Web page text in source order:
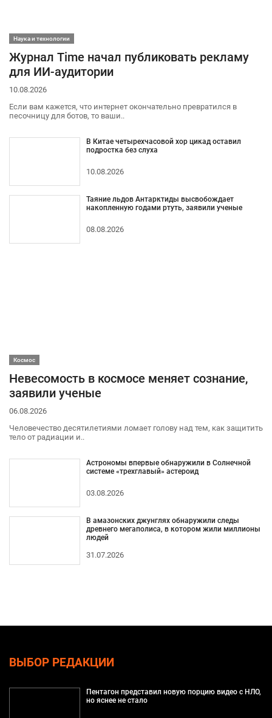
Наука и технологии
Журнал Time начал публиковать рекламу
для ИИ-аудитории
10.08.2026
Если вам кажется, что интернет окончательно превратился в
песочницу для ботов, то ваши..
В Китае четырехчасовой хор цикад оставил
подростка без слуха
10.08.2026
Таяние льдов Антарктиды высвобождает
накопленную годами ртуть, заявили ученые
08.08.2026
Космос
Невесомость в космосе меняет сознание,
заявили ученые
06.08.2026
Человечество десятилетиями ломает голову над тем, как защитить
тело от радиации и..
Астрономы впервые обнаружили в Солнечной
системе «трехглавый» астероид
03.08.2026
В амазонских джунглях обнаружили следы
древнего мегаполиса, в котором жили миллионы
людей
31.07.2026
ВЫБОР РЕДАКЦИИ
Пентагон представил новую порцию видео с НЛО,
но яснее не стало